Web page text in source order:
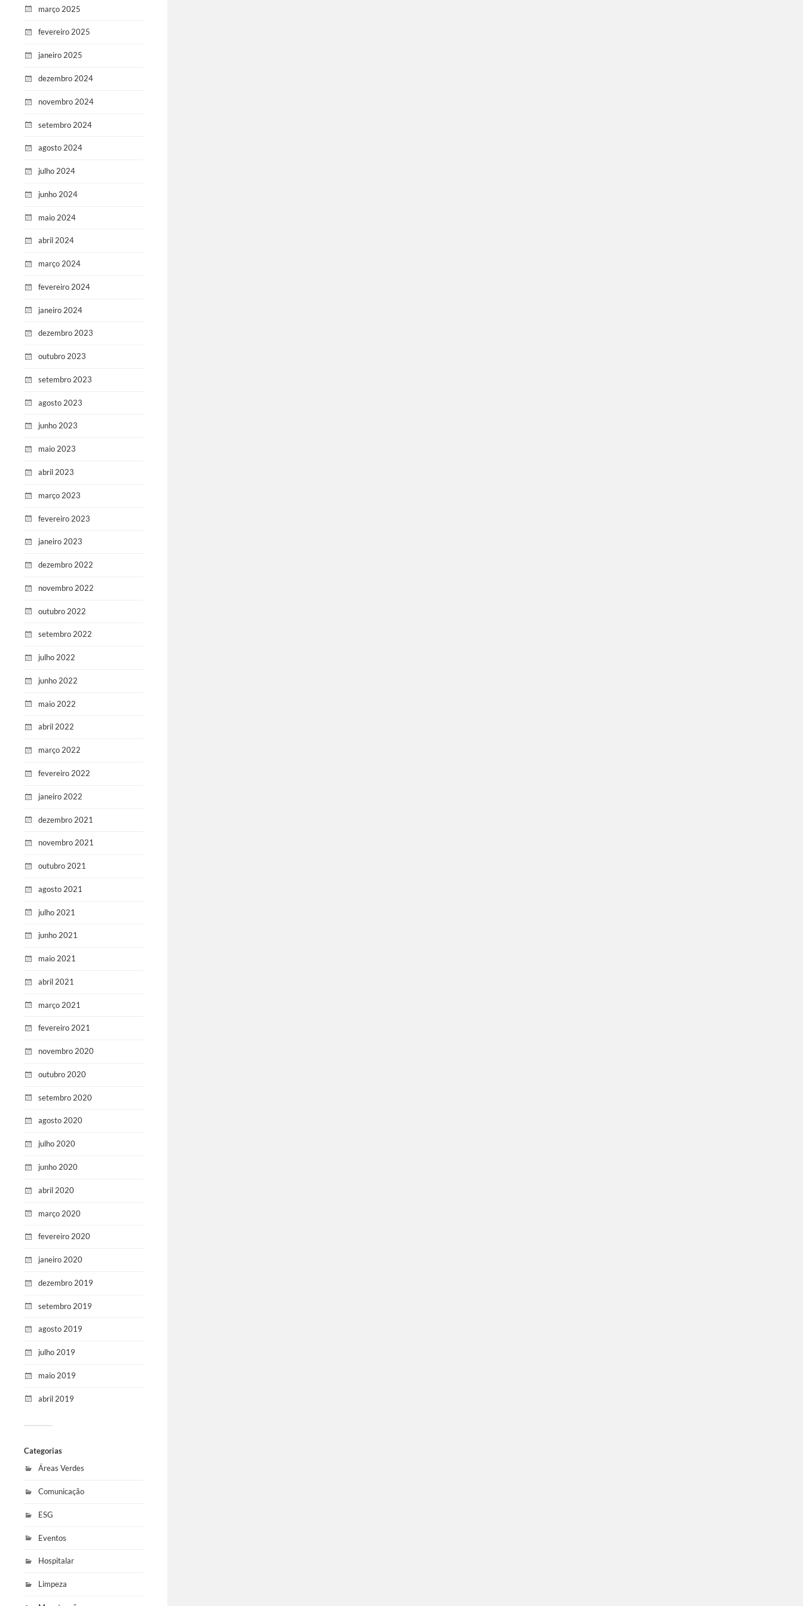
março 2025
fevereiro 2025
janeiro 2025
dezembro 2024
novembro 2024
setembro 2024
agosto 2024
julho 2024
junho 2024
maio 2024
abril 2024
março 2024
fevereiro 2024
janeiro 2024
dezembro 2023
outubro 2023
setembro 2023
agosto 2023
junho 2023
maio 2023
abril 2023
março 2023
fevereiro 2023
janeiro 2023
dezembro 2022
novembro 2022
outubro 2022
setembro 2022
julho 2022
junho 2022
maio 2022
abril 2022
março 2022
fevereiro 2022
janeiro 2022
dezembro 2021
novembro 2021
outubro 2021
agosto 2021
julho 2021
junho 2021
maio 2021
abril 2021
março 2021
fevereiro 2021
novembro 2020
outubro 2020
setembro 2020
agosto 2020
julho 2020
junho 2020
abril 2020
março 2020
fevereiro 2020
janeiro 2020
dezembro 2019
setembro 2019
agosto 2019
julho 2019
maio 2019
abril 2019
Categorias
Áreas Verdes
Comunicação
ESG
Eventos
Hospitalar
Limpeza